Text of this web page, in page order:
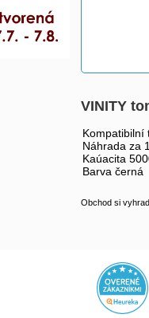
VINITY
Kompatibilní
Náhrada za
Kaúacita
Barva černá
Obchod si